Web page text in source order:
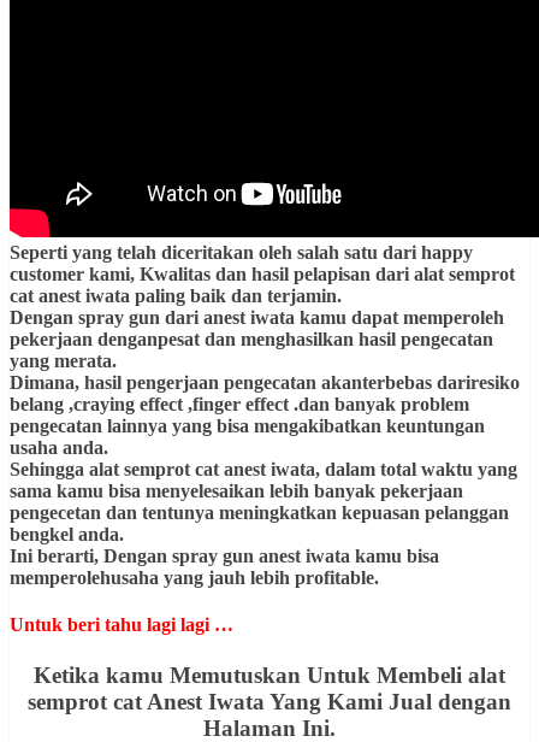
Seperti yang telah diceritakan oleh salah satu dari happy
customer kami, Kwalitas dan hasil pelapisan dari alat semprot
cat anest iwata paling baik dan terjamin.
Dengan spray gun dari anest iwata kamu dapat memperoleh
pekerjaan denganpesat dan menghasilkan hasil pengecatan
yang merata.
Dimana, hasil pengerjaan pengecatan akanterbebas dariresiko
belang ,craying effect ,finger effect .dan banyak problem
pengecatan lainnya yang bisa mengakibatkan keuntungan
usaha anda.
Sehingga alat semprot cat anest iwata, dalam total waktu yang
sama kamu bisa menyelesaikan lebih banyak pekerjaan
pengecetan dan tentunya meningkatkan kepuasan pelanggan
bengkel anda.
Ini berarti, Dengan spray gun anest iwata kamu bisa
memperolehusaha yang jauh lebih profitable.
Untuk beri tahu lagi lagi …
Ketika kamu Memutuskan Untuk Membeli alat
semprot cat Anest Iwata Yang Kami Jual dengan
Halaman Ini.